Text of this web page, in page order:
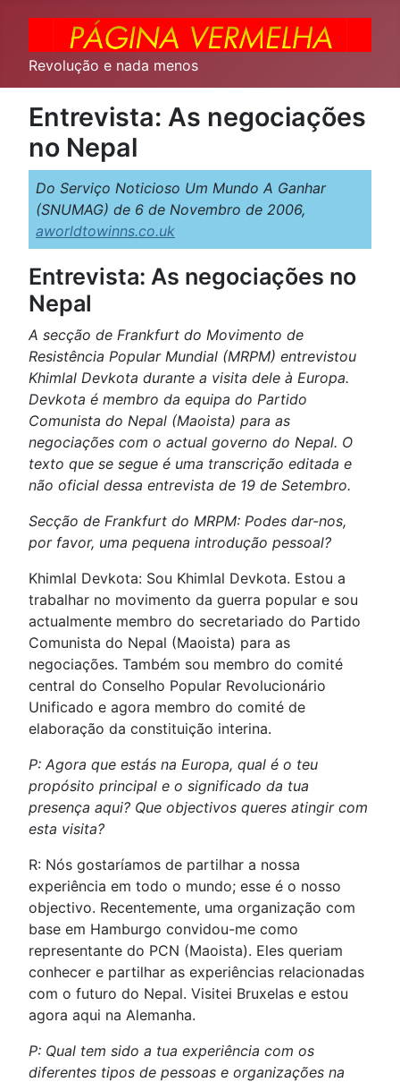
Revolução e nada menos
Entrevista: As negociações
no Nepal
Do Serviço Noticioso Um Mundo A Ganhar
(SNUMAG) de 6 de Novembro de 2006,
aworldtowinns.co.uk
Entrevista: As negociações no
Nepal
A secção de Frankfurt do Movimento de
Resistência Popular Mundial (MRPM) entrevistou
Khimlal Devkota durante a visita dele à Europa.
Devkota é membro da equipa do Partido
Comunista do Nepal (Maoista) para as
negociações com o actual governo do Nepal. O
texto que se segue é uma transcrição editada e
não oficial dessa entrevista de 19 de Setembro.
Secção de Frankfurt do MRPM: Podes dar-nos,
por favor, uma pequena introdução pessoal?
Khimlal Devkota: Sou Khimlal Devkota. Estou a
trabalhar no movimento da guerra popular e sou
actualmente membro do secretariado do Partido
Comunista do Nepal (Maoista) para as
negociações. Também sou membro do comité
central do Conselho Popular Revolucionário
Unificado e agora membro do comité de
elaboração da constituição interina.
P: Agora que estás na Europa, qual é o teu
propósito principal e o significado da tua
presença aqui? Que objectivos queres atingir com
esta visita?
R: Nós gostaríamos de partilhar a nossa
experiência em todo o mundo; esse é o nosso
objectivo. Recentemente, uma organização com
base em Hamburgo convidou-me como
representante do PCN (Maoista). Eles queriam
conhecer e partilhar as experiências relacionadas
com o futuro do Nepal. Visitei Bruxelas e estou
agora aqui na Alemanha.
P: Qual tem sido a tua experiência com os
diferentes tipos de pessoas e organizações na